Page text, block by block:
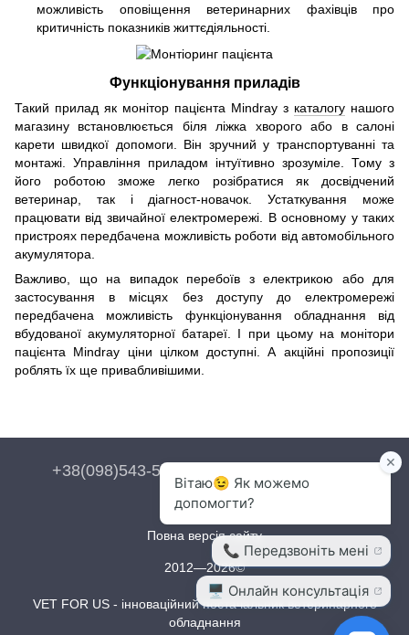
можливість оповіщення ветеринарних фахівців про
критичність показників життєдіяльності.
Функціонування приладів
Такий прилад як монітор пацієнта Mindray з каталогу нашого
магазину встановлюється біля ліжка хворого або в салоні
карети швидкої допомоги. Він зручний у транспортуванні та
монтажі. Управління приладом інтуїтивно зрозуміле. Тому з
його роботою зможе легко розібратися як досвідчений
ветеринар, так і діагност-новачок. Устаткування може
працювати від звичайної електромережі. В основному у таких
пристроях передбачена можливість роботи від автомобільного
акумулятора.
Важливо, що на випадок перебоїв з електрикою або для
застосування в місцях без доступу до електромережі
передбачена можливість функціонування обладнання від
вбудованої акумуляторної батареї. І при цьому на монітори
пацієнта Mindray ціни цілком доступні. А акційні пропозиції
роблять їх ще привабливішими.
+38(098)543-54-54
Контакти
Повна версія сайту
2012—2026©
VET FOR US - інноваційний постачальник ветеринарного
обладнання